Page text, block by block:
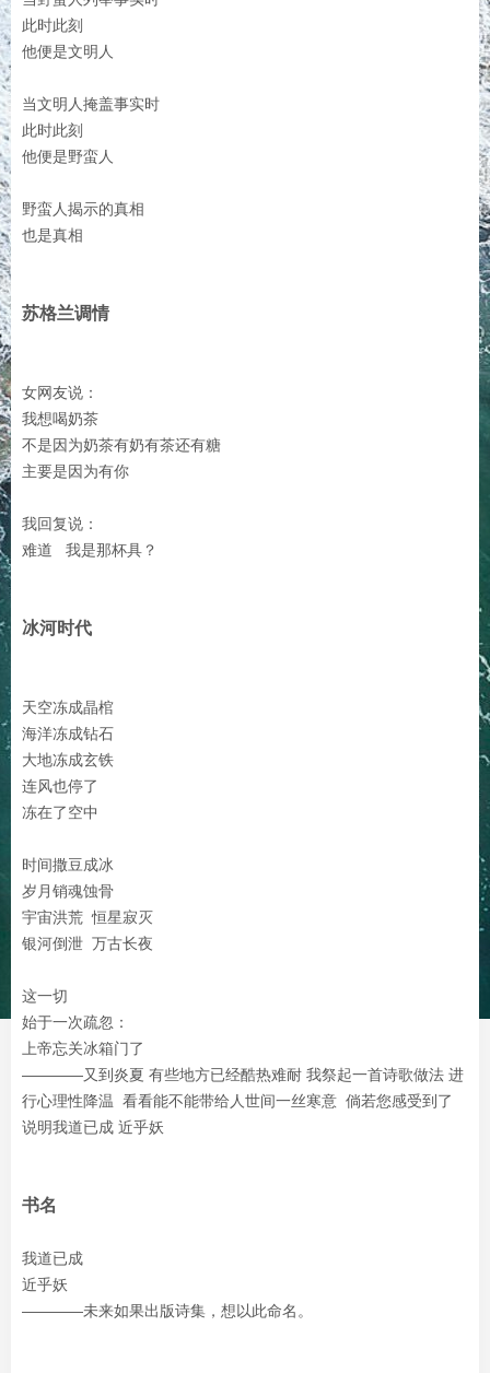
此时此刻
他便是文明人
当文明人掩盖事实时
此时此刻
他便是野蛮人
野蛮人揭示的真相
也是真相
苏格兰调情
女网友说：
我想喝奶茶
不是因为奶茶有奶有茶还有糖
主要是因为有你
我回复说：
难道 我是那杯具？
冰河时代
天空冻成晶棺
海洋冻成钻石
大地冻成玄铁
连风也停了
冻在了空中
时间撒豆成冰
岁月销魂蚀骨
宇宙洪荒 恒星寂灭
银河倒泄 万古长夜
这一切
始于一次疏忽：
上帝忘关冰箱门了
————又到炎夏 有些地方已经酷热难耐 我祭起一首诗歌做法 进
行心理性降温 看看能不能带给人世间一丝寒意 倘若您感受到了
说明我道已成 近乎妖
书名
我道已成
近乎妖
————未来如果出版诗集，想以此命名。